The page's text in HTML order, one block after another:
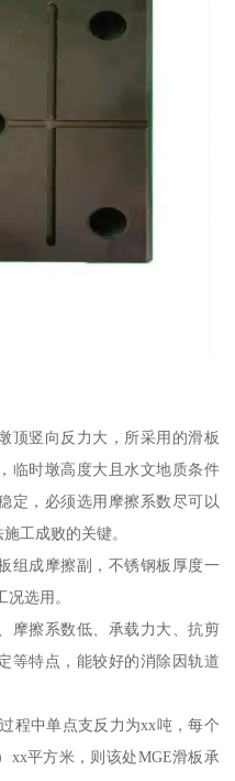
顶竖向反力大，所采用的滑板
临时墩高度大且水文地质条件
定，必须选用摩擦系数尽可以
工成败的关键。
组成摩擦副，不锈钢板厚度一
选用。
摩擦系数低、承载力大、抗剪
等特点，能较好的消除因轨道
程中单点支反力为xx吨，每个
xx平方米，则该处MGE滑板承